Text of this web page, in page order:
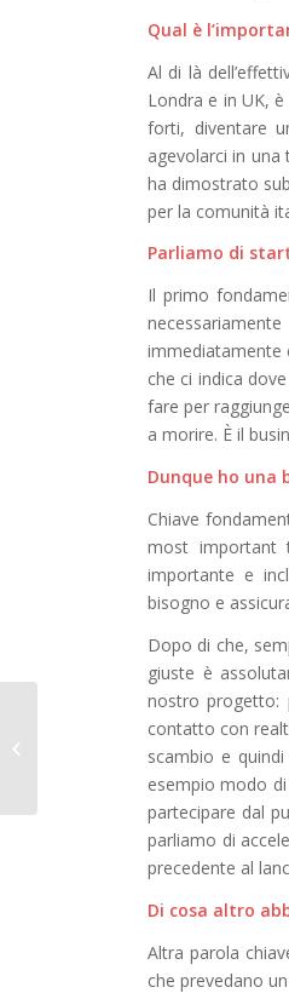
Qual è l’
Al di là
Londra e in UK,
forti, diventare
agevolarci in
ha dimostrato
per la comunità
Parliamo di
Il primo
immediatamente
che ci indica
fare per
a morire. È il
Dunque ho una
Chiave
most important
importante e
bisogno e
Dopo di che,
giuste è
nostro progetto:
contatto con
scambio e
esempio modo
partecipare dal
parliamo di
precedente al
Di cosa altro
Altra parola
che prevedano
Simona: Drug Safety